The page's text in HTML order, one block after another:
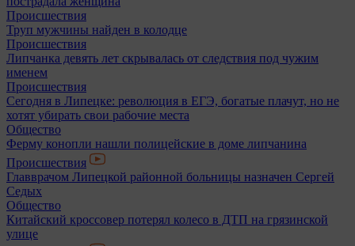
Происшествия
Труп мужчины найден в колодце
Происшествия
Липчанка девять лет скрывалась от следствия под чужим
именем
Происшествия
Сегодня в Липецке: революция в ЕГЭ, богатые плачут, но не
хотят убирать свои рабочие места
Общество
Ферму конопли нашли полицейские в доме липчанина
Происшествия
Главврачом Липецкой районной больницы назначен Сергей
Седых
Общество
Китайский кроссовер потерял колесо в ДТП на грязинской
улице